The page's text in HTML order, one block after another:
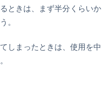
ときは、まず半分くらいか
。
しまったときは、使用を中